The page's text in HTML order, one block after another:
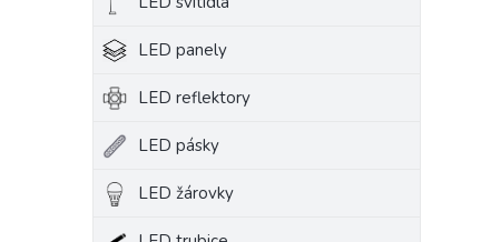
LED panely
LED reflektory
LED pásky
LED žárovky